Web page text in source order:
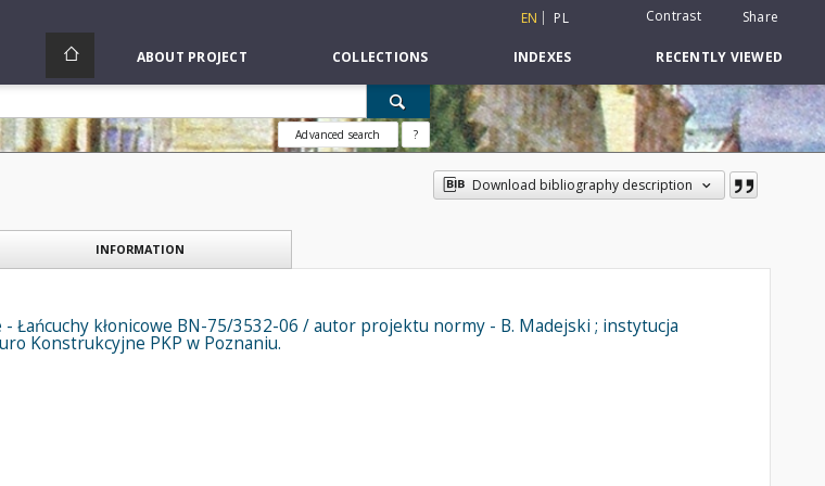
EN PL Contrast Share
ABOUT PROJECT COLLECTIONS INDEXES RECENTLY VIEWED
Advanced search ?
Download bibliography description
INFORMATION
Łańcuchy kłonicowe BN-75/3532-06 / autor projektu normy - B. Madejski ; instytucja
Konstrukcyjne PKP w Poznaniu.